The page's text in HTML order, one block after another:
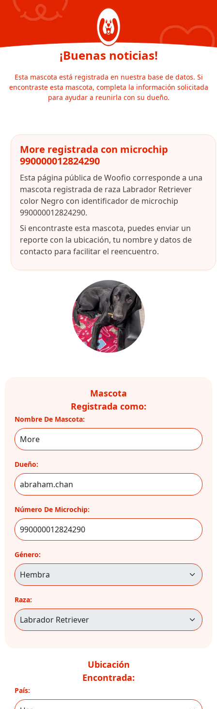
¡Buenas noticias!
Esta mascota está registrada en nuestra base de datos. Si
encontraste esta mascota, completa la información solicitada
para ayudar a reunirla con su dueño.
More registrada con microchip
990000012824290
Esta página pública de Woofio corresponde a una
mascota registrada de raza Labrador Retriever
color Negro con identificador de microchip
990000012824290.
Si encontraste esta mascota, puedes enviar un
reporte con la ubicación, tu nombre y datos de
contacto para facilitar el reencuentro.
Mascota
Registrada como:
Nombre De Mascota:
Dueño:
Número De Microchip:
Género:
Raza:
Ubicación
Encontrada:
País: